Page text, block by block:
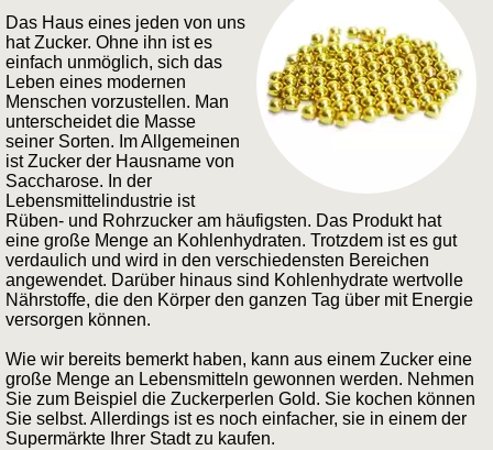
Das Haus eines jeden von uns
hat Zucker. Ohne ihn ist es
einfach unmöglich, sich das
Leben eines modernen
Menschen vorzustellen. Man
unterscheidet die Masse
seiner Sorten. Im Allgemeinen
ist Zucker der Hausname von
Saccharose. In der
Lebensmittelindustrie ist
Rüben- und Rohrzucker am häufigsten. Das Produkt hat
eine große Menge an Kohlenhydraten. Trotzdem ist es gut
verdaulich und wird in den verschiedensten Bereichen
angewendet. Darüber hinaus sind Kohlenhydrate wertvolle
Nährstoffe, die den Körper den ganzen Tag über mit Energie
versorgen können.
Wie wir bereits bemerkt haben, kann aus einem Zucker eine
große Menge an Lebensmitteln gewonnen werden. Nehmen
Sie zum Beispiel die Zuckerperlen Gold. Sie kochen können
Sie selbst. Allerdings ist es noch einfacher, sie in einem der
Supermärkte Ihrer Stadt zu kaufen.